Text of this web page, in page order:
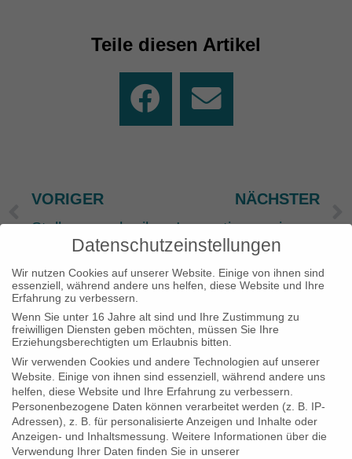
Teile diesen Artikel
Prev
VORIGER
Stellenausschreibungen zum Start der Kletterhalle
NÄCHSTER
Innovationspreis Ehrenamt
Kontakt & Infos
Datenschutzeinstellungen
Wir nutzen Cookies auf unserer Website. Einige von ihnen sind
essenziell, während andere uns helfen, diese Website und Ihre
Erfahrung zu verbessern.
Wenn Sie unter 16 Jahre alt sind und Ihre Zustimmung zu
freiwilligen Diensten geben möchten, müssen Sie Ihre
Erziehungsberechtigten um Erlaubnis bitten.
Wir verwenden Cookies und andere Technologien auf unserer
Website. Einige von ihnen sind essenziell, während andere uns
helfen, diese Website und Ihre Erfahrung zu verbessern.
Personenbezogene Daten können verarbeitet werden (z. B. IP-
Adressen), z. B. für personalisierte Anzeigen und Inhalte oder
Anzeigen- und Inhaltsmessung. Weitere Informationen über die
Verwendung Ihrer Daten finden Sie in unserer